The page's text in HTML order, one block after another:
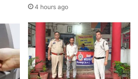
हैं, ताकि धमाके से जुड़े लोगों
दिल्ली कार ब्लास्ट देश
4 hours ago